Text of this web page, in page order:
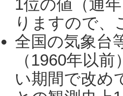
1位の値（通
りますので、
全国の気象台
（1960年以
い期間で改め